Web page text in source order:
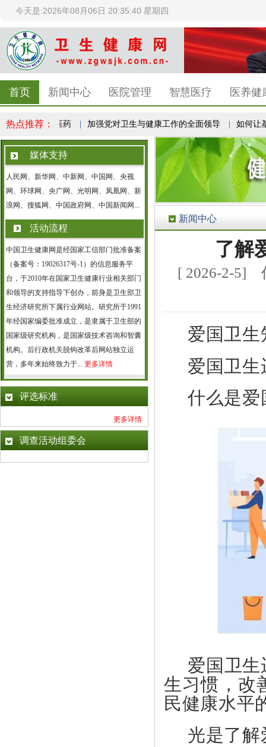
今天是:2026年08月06日 20:35:41 星期四
首页 新闻中心 医院管理 智慧医疗 医养健
热点推荐：
发展中医药 | 加强党对卫生与健康工作的全面领导 | 如何让基层
媒体支持
人民网、新华网、中新网、中国网、央视
网、环球网、央广网、光明网、凤凰网、新
浪网、搜狐网、中国政府网、中国新闻网...
活动流程
中国卫生健康网是经国家工信部门批准备案
（备案号：19026317号-1）的信息服务平
台，于2010年在国家卫生健康行业相关部门
和领导的支持指导下创办，前身是卫生部卫
生经济研究所下属行业网站。研究所于1991
年经国家编委批准成立，是隶属于卫生部的
国家级研究机构，是国家级技术咨询和智囊
机构。后行政机关脱钩改革后网站独立运
营，多年来始终致力于... 更多详情
评选标准
更多详情
调查活动组委会
新闻中心
了解
[ 2026-2-5]
爱国卫生
爱国卫生
什么是爱
爱国卫
生习惯，改
民健康水平
光是了